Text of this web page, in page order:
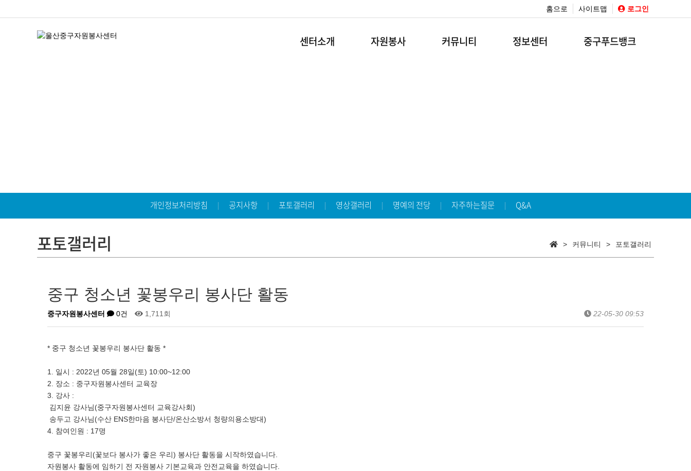
홈으로 사이트맵 로그인
센터소개 자원봉사 커뮤니티 정보센터 중구푸드뱅크
개인정보처리방침 공지사항 포토갤러리 영상갤러리 명예의 전당 자주하는질문 Q&A
포토갤러리 > 커뮤니티 > 포토갤러리
중구 청소년 꽃봉우리 봉사단 활동
중구자원봉사센터 0건 1,711회 22-05-30 09:53
* 중구 청소년 꽃봉우리 봉사단 활동 *
1. 일시 : 2022년 05월 28일(토) 10:00~12:00
2. 장소 : 중구자원봉사센터 교육장
3. 강사 :
김지윤 강사님(중구자원봉사센터 교육강사회)
송두고 강사님(수산 ENS한마음 봉사단/온산소방서 청량의용소방대)
4. 참여인원 : 17명
중구 꽃봉우리(꽃보다 봉사가 좋은 우리) 봉사단 활동을 시작하였습니다.
자원봉사 활동에 임하기 전 자원봉사 기본교육과 안전교육을 하였습니다.